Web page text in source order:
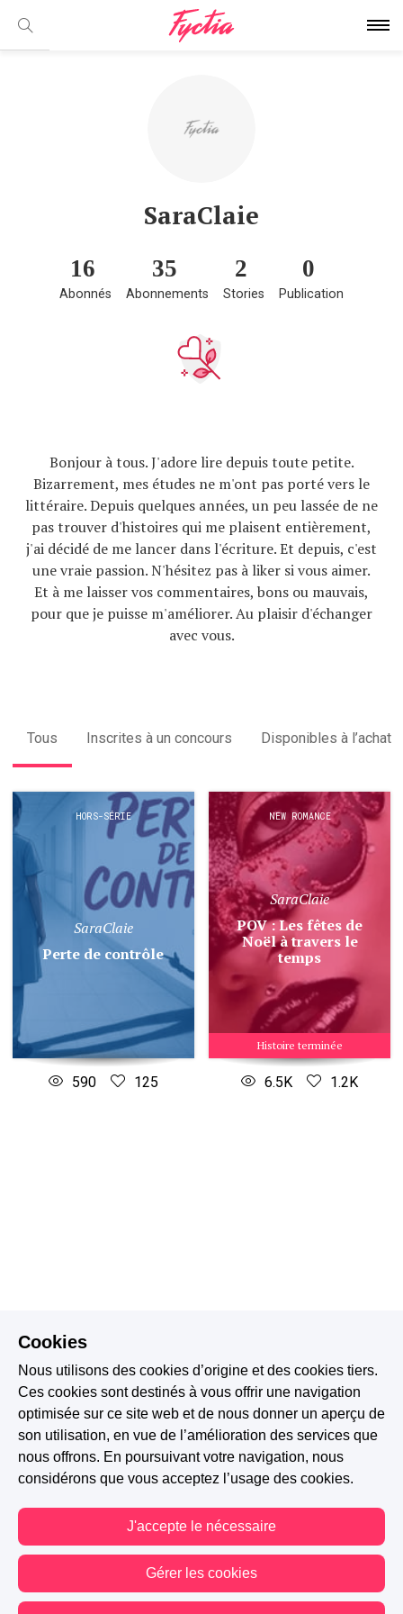
SaraClaie
16
Abonnés
35
Abonnements
2
Stories
0
Publication
Bonjour à tous. J'adore lire depuis toute petite.
Bizarrement, mes études ne m'ont pas porté vers le
littéraire. Depuis quelques années, un peu lassée de ne
pas trouver d'histoires qui me plaisent entièrement,
j'ai décidé de me lancer dans l'écriture. Et depuis, c'est
une vraie passion. N'hésitez pas à liker si vous aimer.
Et à me laisser vos commentaires, bons ou mauvais,
pour que je puisse m'améliorer. Au plaisir d'échanger
avec vous.
Tous Inscrites à un concours Disponibles à l’achat
HORS-SÉRIE
SaraClaie
Perte de contrôle
590 125
NEW ROMANCE
SaraClaie
POV : Les fêtes de
Noël à travers le
temps
Histoire terminée
6.5K 1.2K
Cookies
Nous utilisons des cookies d’origine et des cookies tiers.
Ces cookies sont destinés à vous offrir une navigation
optimisée sur ce site web et de nous donner un aperçu de
son utilisation, en vue de l’amélioration des services que
nous offrons. En poursuivant votre navigation, nous
considérons que vous acceptez l’usage des cookies.
J'accepte le nécessaire
Gérer les cookies